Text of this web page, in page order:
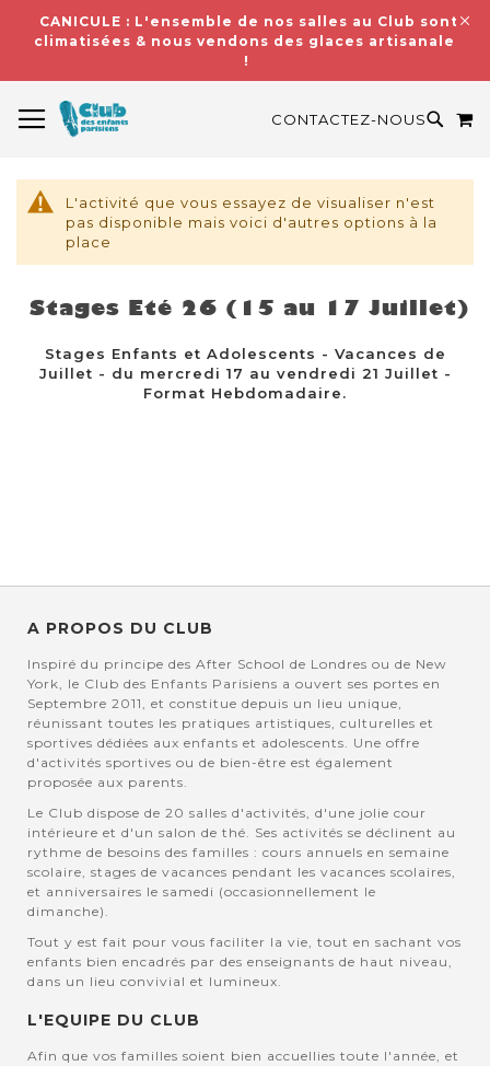
CANICULE : L'ensemble de nos salles au Club sont
climatisées & nous vendons des glaces artisanales
!
CONTACTEZ-NOUS
L'activité que vous essayez de visualiser n'est
pas disponible mais voici d'autres options à la
place
Stages Eté 26 (15 au 17 Juillet)
Stages Enfants et Adolescents - Vacances de
Juillet - du mercredi 17 au vendredi 21 Juillet -
Format Hebdomadaire.
A PROPOS DU CLUB
Inspiré du principe des After School de Londres ou de New
York, le Club des Enfants Parisiens a ouvert ses portes en
Septembre 2011, et constitue depuis un lieu unique,
réunissant toutes les pratiques artistiques, culturelles et
sportives dédiées aux enfants et adolescents. Une offre
d'activités sportives ou de bien-être est également
proposée aux parents.
Le Club dispose de 20 salles d'activités, d'une jolie cour
intérieure et d'un salon de thé. Ses activités se déclinent au
rythme de besoins des familles : cours annuels en semaine
scolaire, stages de vacances pendant les vacances scolaires,
et anniversaires le samedi (occasionnellement le
dimanche).
Tout y est fait pour vous faciliter la vie, tout en sachant vos
enfants bien encadrés par des enseignants de haut niveau,
dans un lieu convivial et lumineux.
L'EQUIPE DU CLUB
Afin que vos familles soient bien accuellies toute l'année, et